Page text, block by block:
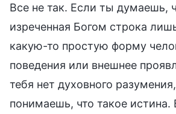
Все не так. Если ты думаешь,
изреченная Богом строка
какую-то простую форму
поведения или внешнее
тебя нет духовного
понимаешь, что такое